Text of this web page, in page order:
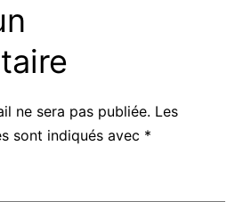
ne sera pas publiée. Les
sont indiqués avec *